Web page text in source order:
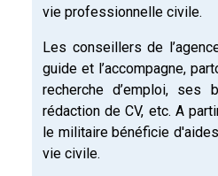
vie professionnelle civile.
Les conseillers de
guide et l’accompagne,
recherche d’emploi, ses
rédaction de CV, etc. A
le militaire bénéficie
vie civile.